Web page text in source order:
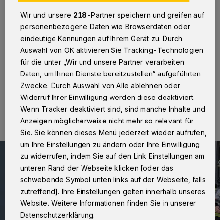
Wuppertal·Die Feuerwehr musste am
Montagvormittag (9. Januar 2023) zu einem Einsatz in
die Heckinghauser Straße ausrücken. Dort hatte ein
Rauchmelder angeschlagen.
09.01.2023 , 15:23 Uhr Eine Minute Lesezeit
Wir und unsere 218-Partner speichern und greifen auf
personenbezogene Daten wie Browserdaten oder
eindeutige Kennungen auf Ihrem Gerät zu. Durch
Auswahl von OK aktivieren Sie Tracking-Technologien
für die unter „Wir und unsere Partner verarbeiten
Daten, um Ihnen Dienste bereitzustellen“ aufgeführten
Zwecke. Durch Auswahl von Alle ablehnen oder
Widerruf Ihrer Einwilligung werden diese deaktiviert.
Wenn Tracker deaktiviert sind, sind manche Inhalte und
Anzeigen möglicherweise nicht mehr so relevant für
Sie. Sie können dieses Menü jederzeit wieder aufrufen,
um Ihre Einstellungen zu ändern oder Ihre Einwilligung
zu widerrufen, indem Sie auf den Link Einstellungen am
unteren Rand der Webseite klicken [oder das
schwebende Symbol unten links auf der Webseite, falls
zutreffend]. Ihre Einstellungen gelten innerhalb unseres
Website. Weitere Informationen finden Sie in unserer
Datenschutzerklärung.